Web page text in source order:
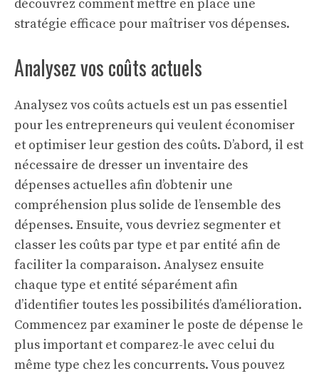
découvrez comment mettre en place une
stratégie efficace pour maîtriser vos dépenses.
Analysez vos coûts actuels
Analysez vos coûts actuels est un pas essentiel
pour les entrepreneurs qui veulent économiser
et optimiser leur gestion des coûts. D’abord, il est
nécessaire de dresser un inventaire des
dépenses actuelles afin d’obtenir une
compréhension plus solide de l’ensemble des
dépenses. Ensuite, vous devriez segmenter et
classer les coûts par type et par entité afin de
faciliter la comparaison. Analysez ensuite
chaque type et entité séparément afin
d’identifier toutes les possibilités d’amélioration.
Commencez par examiner le poste de dépense le
plus important et comparez-le avec celui du
même type chez les concurrents. Vous pouvez